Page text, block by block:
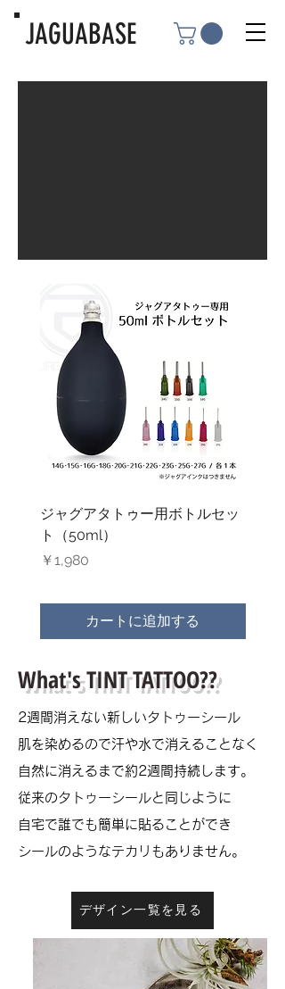
JAGUABASE
ジャグアタトゥー用ボトルセッ
ト（50ml）
価格
￥1,980
カートに追加する
What's TINT TATTOO??
​2週間消えない新しいタトゥーシール
肌を染めるので汗や水で消えることなく
自然に消えるまで約2週間持続します。
従来のタトゥーシールと同じように
自宅で誰でも簡単に貼ることができ
シールのようなテカリもありません。
デザイン一覧を見る